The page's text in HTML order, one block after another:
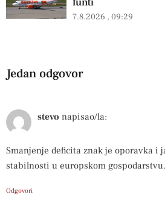
7.8.2026 09:29
Jedan odgovor
stevo napisao/la:
Smanjenje deficita znak je oporavka i
stabilnosti u europskom gospodarstvu.
Odgovori